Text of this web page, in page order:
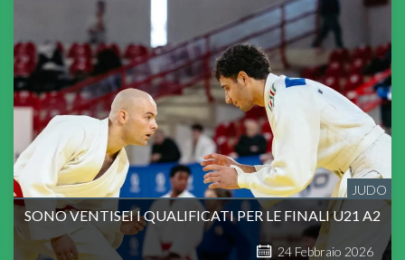
JUDO
SONO VENTISEI I QUALIFICATI PER LE FINALI U21 A2
24 Febbraio 2026